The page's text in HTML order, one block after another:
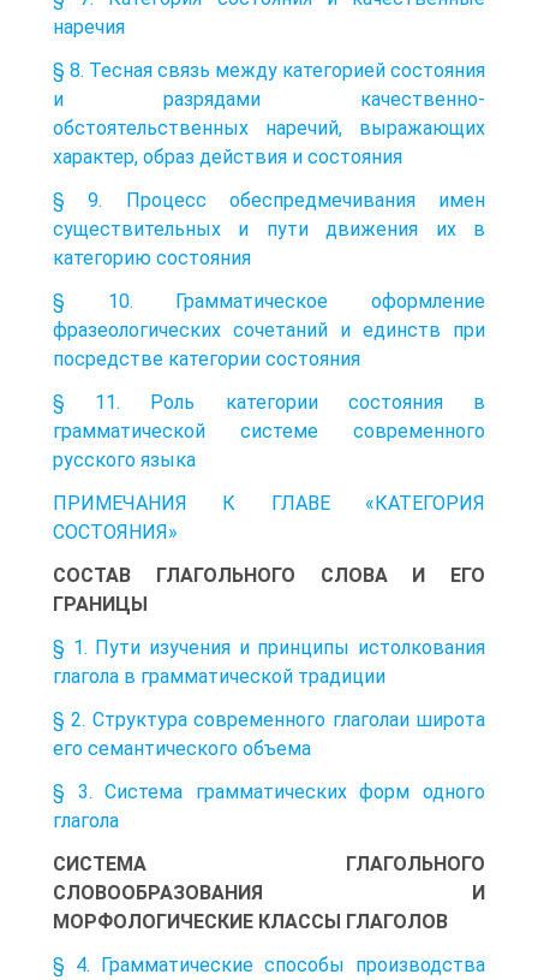
наречия
§ 8. Тесная связь между категорией состояния
и разрядами качественно-
обстоятельственных наречий, выражающих
характер, образ действия и состояния
§ 9. Процесс обеспредмечивания имен
существительных и пути движения их в
категорию состояния
§ 10. Грамматическое оформление
фразеологических сочетаний и единств при
посредстве категории состояния
§ 11. Роль категории состояния в
грамматической системе современного
русского языка
ПРИМЕЧАНИЯ К ГЛАВЕ «КАТЕГОРИЯ
СОСТОЯНИЯ»
СОСТАВ ГЛАГОЛЬНОГО СЛОВА И ЕГО
ГРАНИЦЫ
§ 1. Пути изучения и принципы истолкования
глагола в грамматической традиции
§ 2. Структура современного глаголаи широта
его семантического объема
§ 3. Система грамматических форм одного
глагола
СИСТЕМА ГЛАГОЛЬНОГО
СЛОВООБРАЗОВАНИЯ И
МОРФОЛОГИЧЕСКИЕ КЛАССЫ ГЛАГОЛОВ
§ 4. Грамматические способы производства